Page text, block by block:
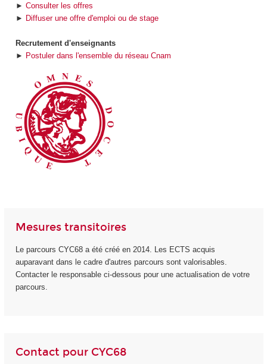
► Consulter les offres
► Diffuser une offre d'emploi ou de stage
Recrutement d'enseignants
► Postuler dans l'ensemble du réseau Cnam
Mesures transitoires
Le parcours CYC68 a été créé en 2014. Les ECTS acquis
auparavant dans le cadre d'autres parcours sont valorisables.
Contacter le responsable ci-dessous pour une actualisation de votre
parcours.
Contact pour CYC68